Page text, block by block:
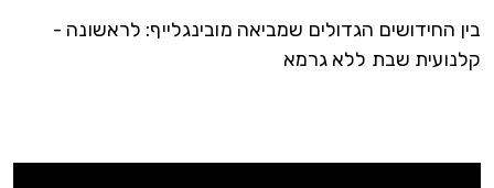
בין החידושים הגדולים שמביאה מובינגלייף: לראשונה -
קלנועית שבת ללא גרמא